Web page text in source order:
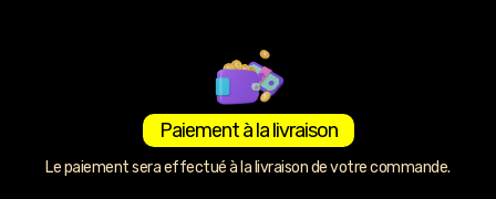
Paiement à la livraison
Le paiement sera effectué à la livraison de votre commande.